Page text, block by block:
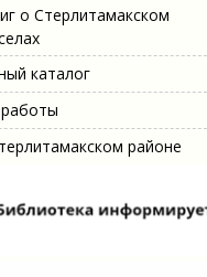
о Стерлитамакском
каталог
районе